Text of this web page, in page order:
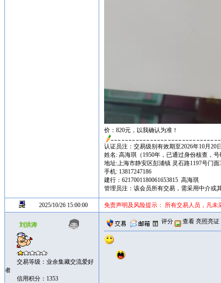
价：820元，以我确认为准！
认证员注：交易级别有效期至2026年10月20
姓名: 高海琪（1950年，已通过身份核查，
地址:上海市静安区彭浦镇 灵石路1197号门面
手机: 13817247186
建行：6217001180061653815 高海琪
管理员注：该会员所有交易，需采用中介或
2025/10/26 15:00:00 免责声明及风险提示： 所有交易人员，凡
刘洪涛
交易等级：业余集藏交流爱好
者
信用积分：1353
评分 查看 亮照亮证